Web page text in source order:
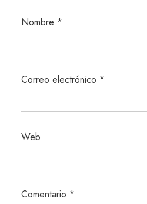
Nombre *
Correo electrónico *
Web
Comentario *